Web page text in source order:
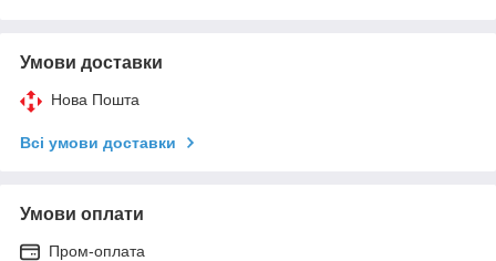
Умови доставки
Нова Пошта
Всі умови доставки
Умови оплати
Пром-оплата